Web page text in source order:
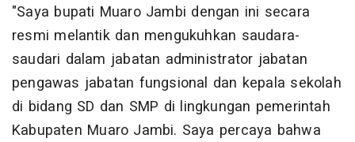
"Saya bupati Muaro Jambi dengan ini secara
resmi melantik dan mengukuhkan saudara-
saudari dalam jabatan administrator jabatan
pengawas jabatan fungsional dan kepala sekolah
di bidang SD dan SMP di lingkungan pemerintah
Kabupaten Muaro Jambi. Saya percaya bahwa